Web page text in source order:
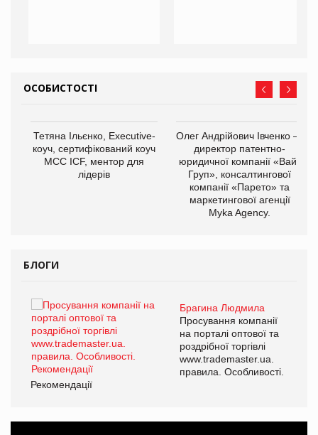
ОСОБИСТОСТІ
Тетяна Ільєнко, Executive-
коуч, сертифікований коуч
МСС ICF, ментор для
лідерів
Олег Андрійович Івченко —
директор патентно-
юридичної компанії «Вайз
Груп», консалтингової
компанії «Парето» та
маркетингової агенції
Myka Agency.
БЛОГИ
Брагина Людмила
Просування компанії
на порталі оптової та
роздрібної торгівлі
www.trademaster.ua.
правила. Особливості.
Рекомендації